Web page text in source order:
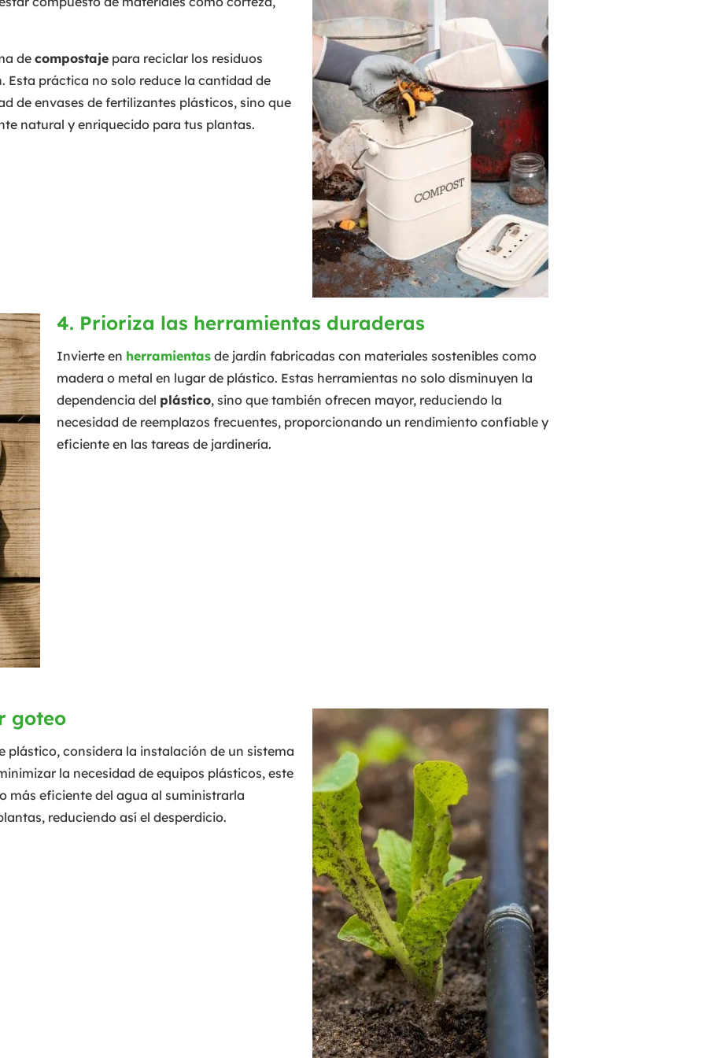
de compostaje para reciclar los residuos
Esta práctica no solo reduce la cantidad de
de envases de fertilizantes plásticos, sino que
natural y enriquecido para tus plantas.
4. Prioriza las herramientas duraderas
Invierte en herramientas de jardín fabricadas con materiales sostenibles como
madera o metal en lugar de plástico. Estas herramientas no solo disminuyen la
dependencia del plástico, sino que también ofrecen mayor, reduciendo la
necesidad de reemplazos frecuentes, proporcionando un rendimiento confiable y
eficiente en las tareas de jardinería.
goteo
plástico, considera la instalación de un sistema
la necesidad de equipos plásticos, este
más eficiente del agua al suministrarla
reduciendo así el desperdicio.